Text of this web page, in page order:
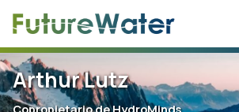
Arthur Lutz